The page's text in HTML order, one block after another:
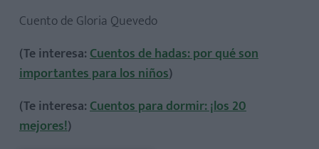
Cuento de Gloria Quevedo
(Te interesa:Cuentos de hadas: por qué son
importantes para los niños)
(Te interesa:Cuentos para dormir: ¡los 20
mejores!)